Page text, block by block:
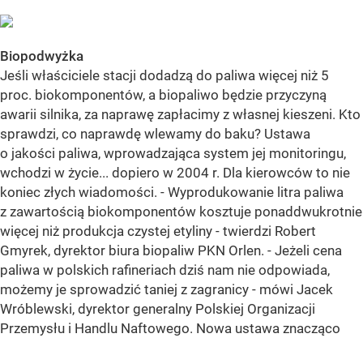
Biopodwyżka
Jeśli właściciele stacji dodadzą do paliwa więcej niż 5
proc. biokomponentów, a biopaliwo będzie przyczyną
awarii silnika, za naprawę zapłacimy z własnej kieszeni. Kto
sprawdzi, co naprawdę wlewamy do baku? Ustawa
o jakości paliwa, wprowadzająca system jej monitoringu,
wchodzi w życie... dopiero w 2004 r. Dla kierowców to nie
koniec złych wiadomości. - Wyprodukowanie litra paliwa
z zawartością biokomponentów kosztuje ponaddwukrotnie
więcej niż produkcja czystej etyliny - twierdzi Robert
Gmyrek, dyrektor biura biopaliw PKN Orlen. - Jeżeli cena
paliwa w polskich rafineriach dziś nam nie odpowiada,
możemy je sprowadzić taniej z zagranicy - mówi Jacek
Wróblewski, dyrektor generalny Polskiej Organizacji
Przemysłu i Handlu Naftowego. Nowa ustawa znacząco